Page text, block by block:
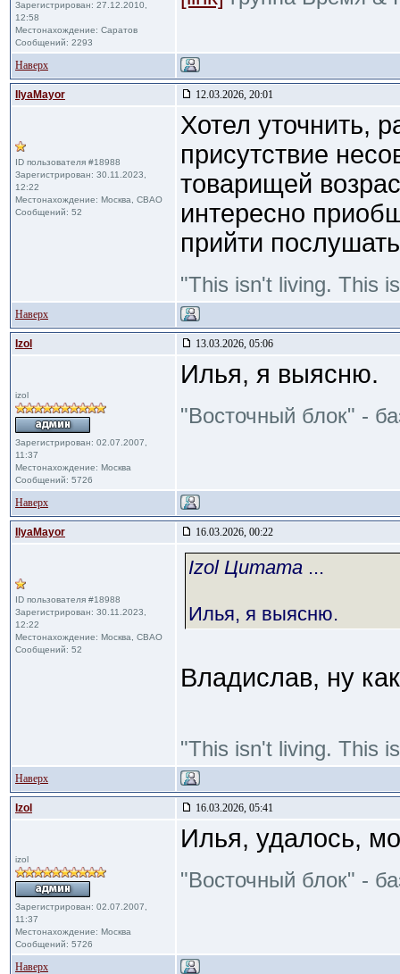
Зарегистрирован: 27.12.2010,
12:58
Местонахождение: Саратов
Сообщений: 2293
Наверх
IlyaMayor 12.03.2026, 20:01
ID пользователя #18988
Зарегистрирован: 30.11.2023,
12:22
Местонахождение: Москва, СВАО
Сообщений: 52
Хотел уточнить,
присутствие
товарищей
интересно
прийти
"This isn't living. This
Наверх
Izol 13.03.2026, 05:06
izol
Зарегистрирован: 02.07.2007,
11:37
Местонахождение: Москва
Сообщений: 5726
Илья, я выясню.
"Восточный блок" -
Наверх
IlyaMayor 16.03.2026, 00:22
ID пользователя #18988
Зарегистрирован: 30.11.2023,
12:22
Местонахождение: Москва, СВАО
Сообщений: 52
Izol Цитата ...
Илья, я выясню.
Владислав, ну
"This isn't living. This
Наверх
Izol 16.03.2026, 05:41
izol
Зарегистрирован: 02.07.2007,
11:37
Местонахождение: Москва
Сообщений: 5726
Илья, удалось,
"Восточный блок" -
Наверх